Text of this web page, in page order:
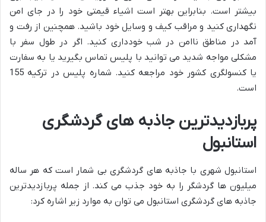
بیشتر است. بنابراین بهتر است اشیاء قیمتی خود را در جای امن
نگهداری کنید و مراقب کیف و وسایل خود باشید. همچنین از رفت و
آمد در مناطق ناامن در شب خودداری کنید. اگر در طول سفر با
مشکلی مواجه شدید می توانید با پلیس تماس بگیرید یا به سفارت
یا کنسولگری کشور خود مراجعه کنید. شماره پلیس در ترکیه 155
است.
پربازدیدترین جاذبه های گردشگری
استانبول
استانبول شهری با جاذبه های گردشگری بی شمار است که هر ساله
میلیون ها گردشگر را به خود جذب می کند. از جمله پربازدیدترین
جاذبه های گردشگری استانبول می توان به موارد زیر اشاره کرد: